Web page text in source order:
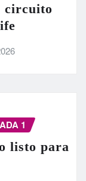
circuito
1
listo para